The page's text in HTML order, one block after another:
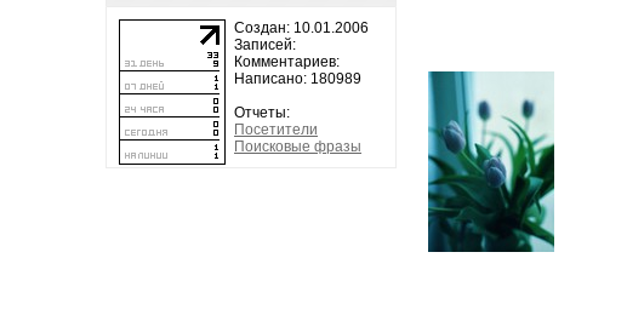
Создан: 10.01.2006
Записей:
Комментариев:
Написано: 180989
Отчеты:
Посетители
Поисковые фразы